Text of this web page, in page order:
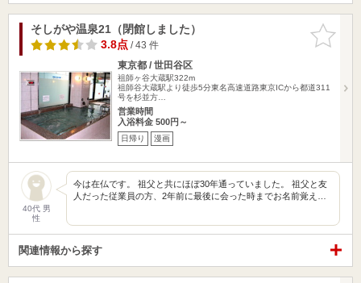
お気に入
りに追加
そしがや温泉21（閉館しました）
3.8点/ 43 件
東京都 / 世田谷区
祖師ヶ谷大蔵駅322m
祖師谷大蔵駅より徒歩5分東名高速道路東京ICから都道311
号を杉並方…
営業時間
入浴料金 500円～
日帰り 漫画
40代 男
性
今は在仏です。 祖父と共にほぼ30年通っていました。 祖父と友
人だった従業員の方、2年前に最後に会った時までお名前覚え…
関連情報から探す